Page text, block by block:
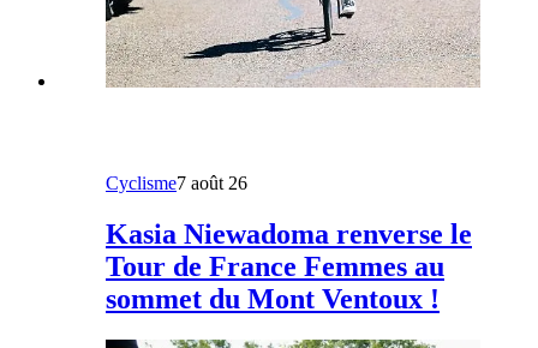
Cyclisme7 août 26
Kasia Niewadoma renverse le
Tour de France Femmes au
sommet du Mont Ventoux !